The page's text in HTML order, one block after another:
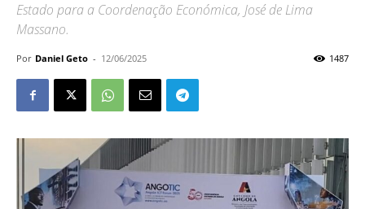
Estado para a Coordenação Económica, José de Lima
Massano.
Por Daniel Geto - 12/06/2025 1487